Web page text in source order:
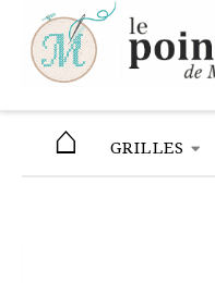
Skip to content
⌂ GRILLES